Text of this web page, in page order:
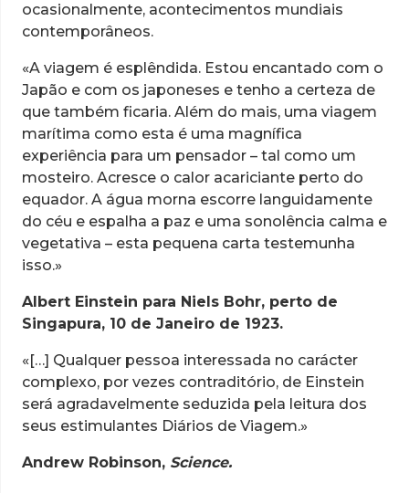
ocasionalmente, acontecimentos mundiais
contemporâneos.
«A viagem é esplêndida. Estou encantado com o
Japão e com os japoneses e tenho a certeza de
que também ficaria. Além do mais, uma viagem
marítima como esta é uma magnífica
experiência para um pensador – tal como um
mosteiro. Acresce o calor acariciante perto do
equador. A água morna escorre languidamente
do céu e espalha a paz e uma sonolência calma e
vegetativa – esta pequena carta testemunha
isso.»
Albert Einstein para Niels Bohr, perto de
Singapura, 10 de Janeiro de 1923.
«[…] Qualquer pessoa interessada no carácter
complexo, por vezes contraditório, de Einstein
será agradavelmente seduzida pela leitura dos
seus estimulantes Diários de Viagem.»
Andrew Robinson, Science.